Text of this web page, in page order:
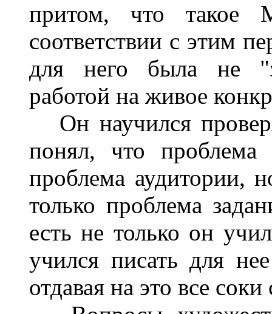
притом, что
соответствии с этим
для него была не
работой на живое
Он научился
понял, что проблема
проблема аудитории,
только проблема
есть не только он
учился писать для
отдавая на это все соки